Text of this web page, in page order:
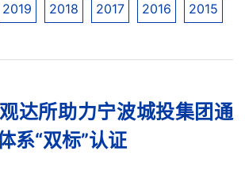
2019 2018 2017 2016 2015
达所助力宁波城投集团通
系“双标”认证